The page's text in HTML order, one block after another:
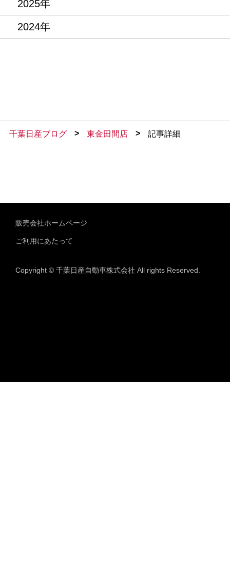
2025年
2024年
千葉日産ブログ > 東金田間店 > 記事詳細
販売会社ホームページ
ご利用にあたって
Copyright © 千葉日産自動車株式会社 All rights Reserved.